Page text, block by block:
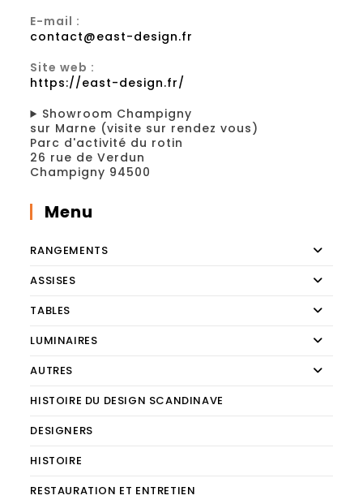
E-mail :
contact@east-design.fr
Site web :
https://east-design.fr/
Showroom Champigny
sur Marne (visite sur rendez vous)
Parc d'activité du rotin
26 rue de Verdun
Champigny 94500
Menu
RANGEMENTS
ASSISES
TABLES
LUMINAIRES
AUTRES
HISTOIRE DU DESIGN SCANDINAVE
DESIGNERS
HISTOIRE
RESTAURATION ET ENTRETIEN